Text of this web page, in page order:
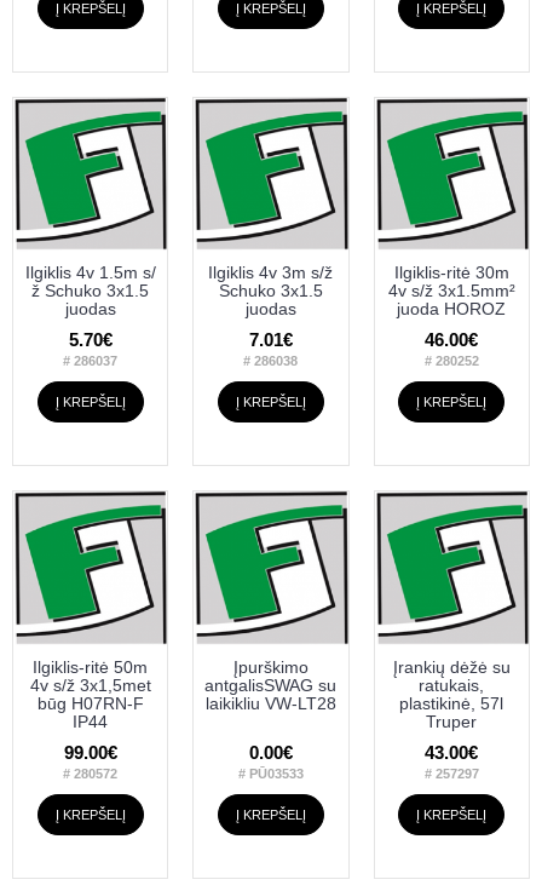
Į KREPŠELĮ Į KREPŠELĮ Į KREPŠELĮ
Ilgiklis 4v 1.5m s/
ž Schuko 3x1.5
juodas
5.70€
# 286037
Į KREPŠELĮ
Ilgiklis 4v 3m s/ž
Schuko 3x1.5
juodas
7.01€
# 286038
Į KREPŠELĮ
Ilgiklis-ritė 30m
4v s/ž 3x1.5mm²
juoda HOROZ
46.00€
# 280252
Į KREPŠELĮ
Ilgiklis-ritė 50m
4v s/ž 3x1,5met
būg H07RN-F
IP44
99.00€
# 280572
Į KREPŠELĮ
Įpurškimo
antgalisSWAG su
laikikliu VW-LT28
0.00€
# PŪ03533
Į KREPŠELĮ
Įrankių dėžė su
ratukais,
plastikinė, 57l
Truper
43.00€
# 257297
Į KREPŠELĮ